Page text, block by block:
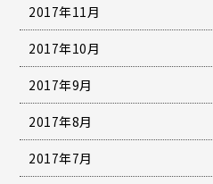
2017年11月
2017年10月
2017年9月
2017年8月
2017年7月